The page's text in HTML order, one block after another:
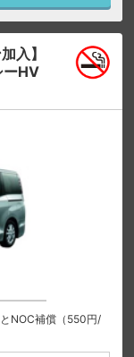
入】
ーHV
NOC補償（550円/